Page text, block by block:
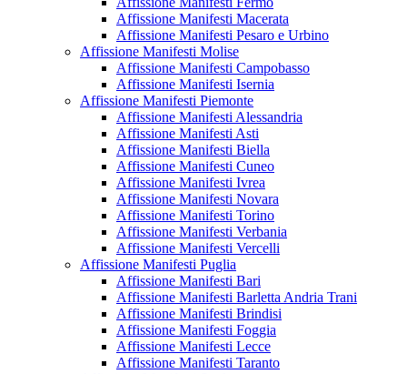
Affissione Manifesti Macerata
Affissione Manifesti Pesaro e Urbino
Affissione Manifesti Molise
Affissione Manifesti Campobasso
Affissione Manifesti Isernia
Affissione Manifesti Piemonte
Affissione Manifesti Alessandria
Affissione Manifesti Asti
Affissione Manifesti Biella
Affissione Manifesti Cuneo
Affissione Manifesti Ivrea
Affissione Manifesti Novara
Affissione Manifesti Torino
Affissione Manifesti Verbania
Affissione Manifesti Vercelli
Affissione Manifesti Puglia
Affissione Manifesti Bari
Affissione Manifesti Barletta Andria Trani
Affissione Manifesti Brindisi
Affissione Manifesti Foggia
Affissione Manifesti Lecce
Affissione Manifesti Taranto